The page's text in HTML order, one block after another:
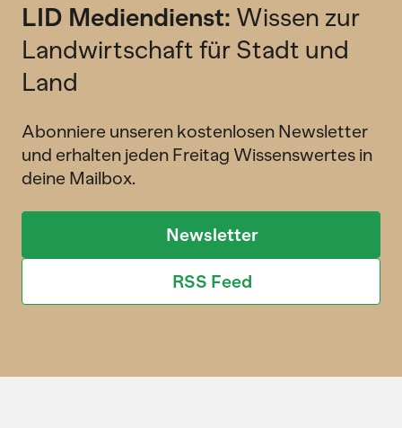
LID Mediendienst: Wissen zur
Landwirtschaft für Stadt und
Land
Abonniere unseren kostenlosen Newsletter
und erhalten jeden Freitag Wissenswertes in
deine Mailbox.
Newsletter
RSS Feed